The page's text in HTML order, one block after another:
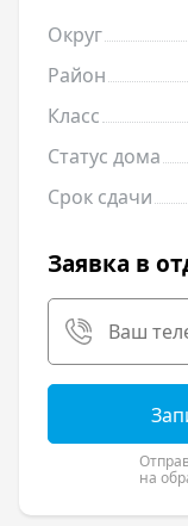
Округ
Район
Класс
Статус дома
Срок сдачи
Заявка в
на